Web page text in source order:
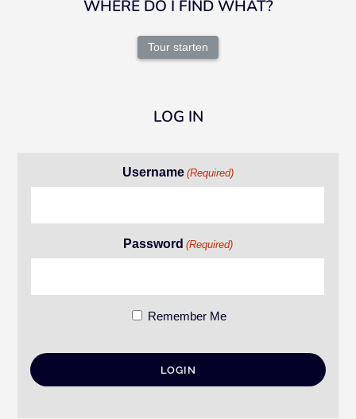
WHERE DO I FIND WHAT?
Tour starten
LOG IN
Username (Required)
Password (Required)
Remember Me